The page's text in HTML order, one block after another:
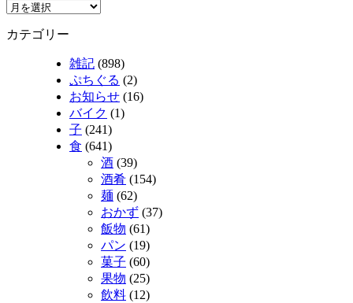
カテゴリー
雑記 (898)
ぷちぐる (2)
お知らせ (16)
バイク (1)
子 (241)
食 (641)
酒 (39)
酒肴 (154)
麺 (62)
おかず (37)
飯物 (61)
パン (19)
菓子 (60)
果物 (25)
飲料 (12)